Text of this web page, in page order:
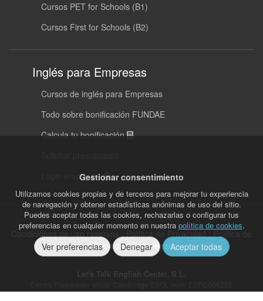
Cursos PET for Schools (B1)
Cursos First for Schools (B2)
Inglés para Empresas
Cursos de inglés para Empresas
Todo sobre bonificación FUNDAE
Calcula tu bonificación
Login empresas
Condiciones de uso reservas |Política de Privacidad|Política de
Cookies|Aviso legal
Cambridge Preparation Centre en Valencia
Gestionar consentimiento
Utilizamos cookies propias y de terceros para mejorar tu experiencia
de navegación y obtener estadísticas anónimas de uso del sitio.
Puedes aceptar todas las cookies, rechazarlas o configurar tus
preferencias en cualquier momento en nuestra política de cookies.
Ver preferencias Denegar Aceptar todas